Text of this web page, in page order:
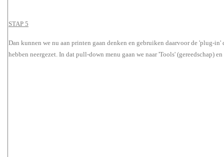
STAP 5
Dan kunnen we nu aan printen gaan denken en gebruiken daarvoor de 'plug-in'
hebben neergezet. In dat pull-down menu gaan we naar 'Tools' (gereedschap)